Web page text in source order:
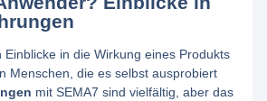
Einblicke in die Wirkung eines Produkts
Menschen, die es selbst ausprobiert
mit SEMA7 sind vielfältig, aber das